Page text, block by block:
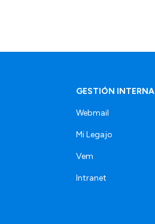
GESTIÓN INTERNA
Webmail
Mi Legajo
Vem
Intranet